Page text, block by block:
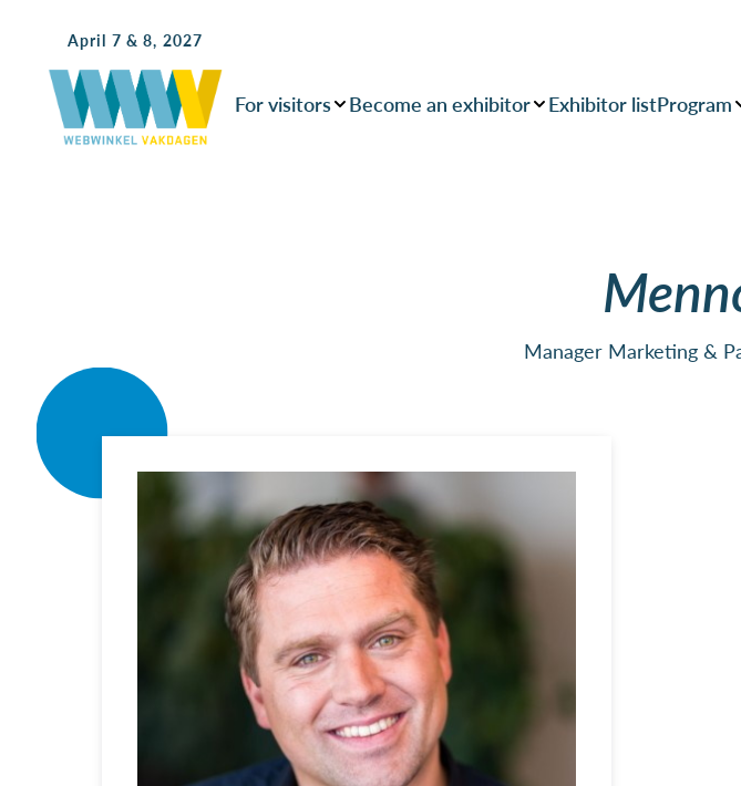
April 7 & 8, 2027
For visitors Become an exhibitor Exhibitor listProgram
Manager Marketing &